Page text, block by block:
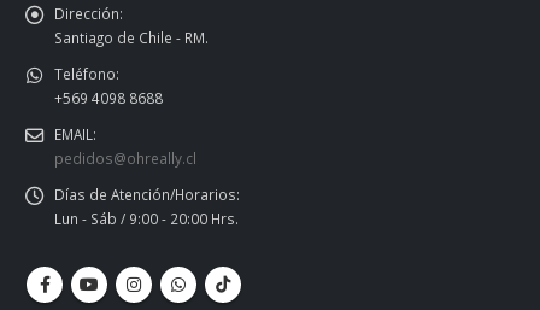
Dirección:
Santiago de Chile - RM.
Teléfono:
+569 4098 8688
EMAIL:
pedidos@ohreally.cl
Días de Atención/Horarios:
Lun - Sáb / 9:00 - 20:00 Hrs.